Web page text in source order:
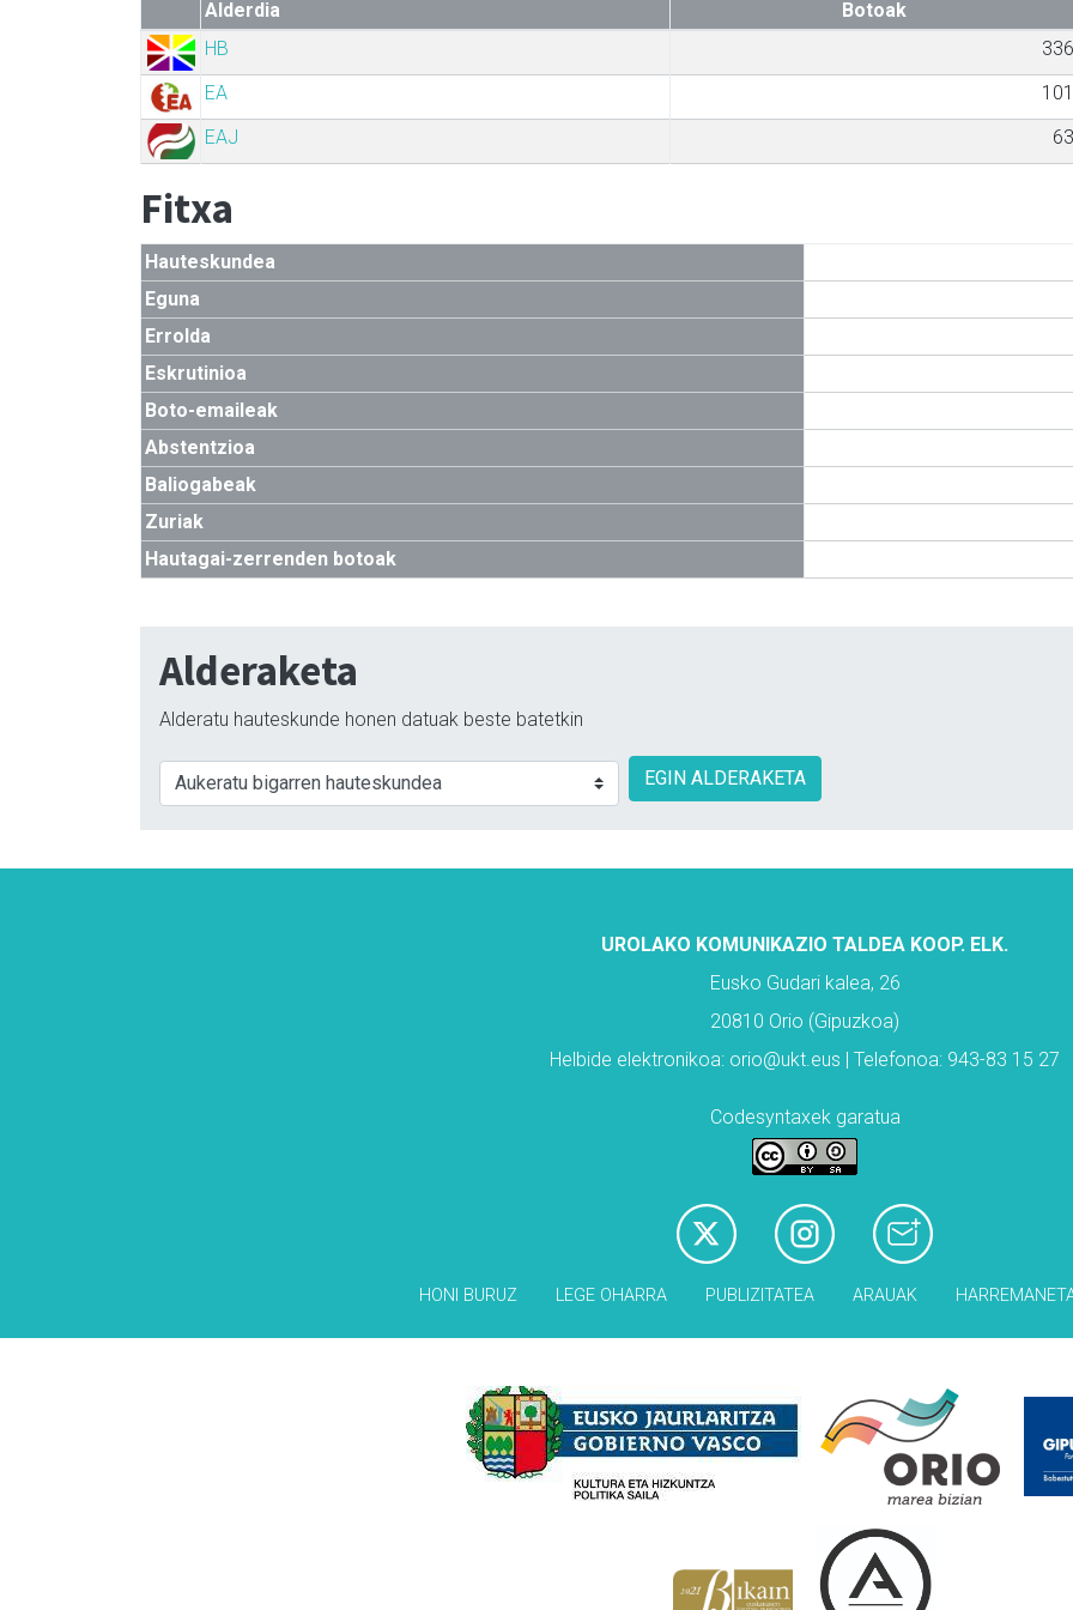
Alderdia
Botoak
HB
336
EA
101
EAJ
63
Fitxa
Hauteskundea
Eguna
Errolda
Eskrutinioa
Boto-emaileak
Abstentzioa
Baliogabeak
Zuriak
Hautagai-zerrenden botoak
Alderaketa
Alderatu hauteskunde honen datuak beste batetkin
EGIN ALDERAKETA
UROLAKO KOMUNIKAZIO TALDEA KOOP. ELK.
Eusko Gudari kalea, 26
20810 Orio (Gipuzkoa)
Helbide elektronikoa: orio@ukt.eus | Telefonoa: 943-83 15 27
Codesyntaxek garatua
HONI BURUZ LEGE OHARRA PUBLIZITATEA ARAUAK